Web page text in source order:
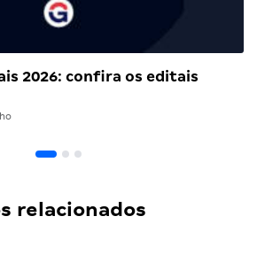
2026: confira os editais
relacionados